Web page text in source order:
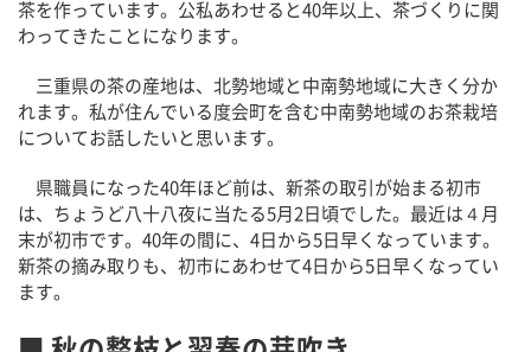
茶を作っています。公私あわせると40年以上、茶づくりに関
わってきたことになります。
三重県の茶の産地は、北勢地域と中南勢地域に大きく分か
れます。私が住んでいる度会町を含む中南勢地域のお茶栽培
についてお話したいと思います。
県職員になった40年ほど前は、新茶の取引が始まる初市
は、ちょうど八十八夜に当たる5月2日頃でした。最近は４月
末が初市です。40年の間に、4日から5日早くなっています。
新茶の摘み取りも、初市にあわせて4日から5日早くなってい
ます。